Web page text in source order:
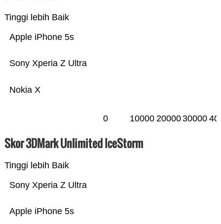
Tinggi lebih Baik
Nokia X
Sony Xperia Z Ultra
Apple iPhone 5s
0 10000 2000030000
Skor 3DMark Unlimited IceStorm
Tinggi lebih Baik
Apple iPhone 5s
Sony Xperia Z Ultra